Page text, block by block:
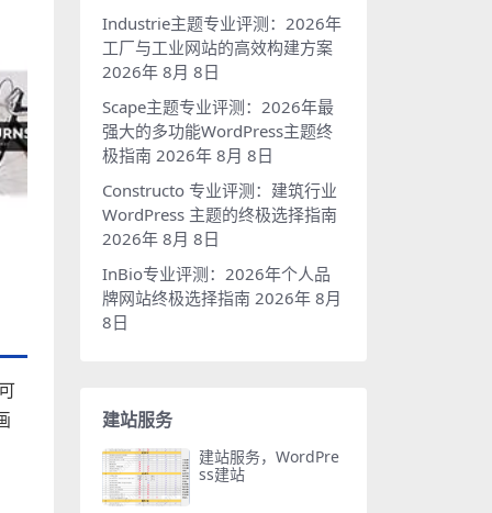
Industrie主题专业评测：2026年
工厂与工业网站的高效构建方案
2026年 8月 8日
Scape主题专业评测：2026年最
强大的多功能WordPress主题终
极指南 2026年 8月 8日
Constructo 专业评测：建筑行业
WordPress 主题的终极选择指南
2026年 8月 8日
InBio专业评测：2026年个人品
牌网站终极选择指南 2026年 8月
8日
建站服务
建站服务，WordPre
ss建站